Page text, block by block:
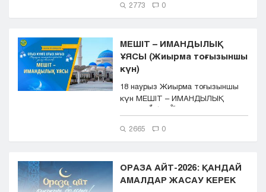
2773 0
МЕШІТ – ИМАНДЫЛЫҚ
ҰЯСЫ (Жиырма тоғызыншы
күн)
18 наурыз Жиырма тоғызыншы
күн МЕШІТ – ИМАНДЫЛЫҚ
2665 0
ОРАЗА АЙТ-2026: ҚАНДАЙ
АМАЛДАР ЖАСАУ КЕРЕК